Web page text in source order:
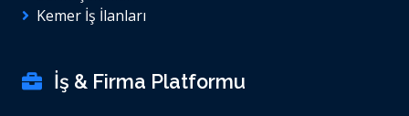
Kemer İş İlanları
İş & Firma Platformu